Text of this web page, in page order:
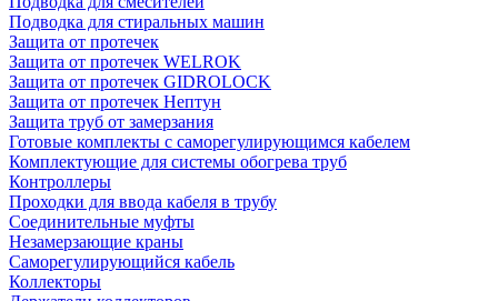
Подводка для стиральных машин
Защита от протечек
Защита от протечек WELROK
Защита от протечек GIDROLOCK
Защита от протечек Нептун
Защита труб от замерзания
Готовые комплекты с саморегулирующимся кабелем
Комплектующие для системы обогрева труб
Контроллеры
Проходки для ввода кабеля в трубу
Соединительные муфты
Незамерзающие краны
Саморегулирующийся кабель
Коллекторы